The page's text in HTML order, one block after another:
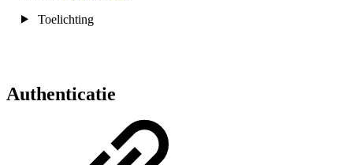
Toelichting
Authenticatie